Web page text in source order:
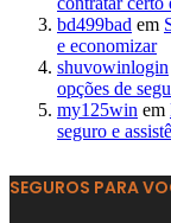
bd499bad em
e economizar
shuvowinlogin
opções de
my125win em
seguro e
SEGUROS PARA